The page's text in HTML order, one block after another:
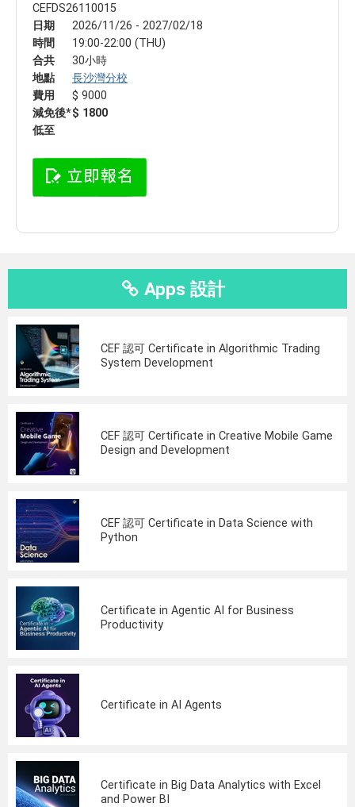
CEFDS26110015
日期
2026/11/26 - 2027/02/18
時間
19:00-22:00 (THU)
合共
30小時
地點
長沙灣分校
費用
$ 9000
減免後*
低至
$ 1800
Apps 設計
CEF 認可 Certificate in Algorithmic Trading
System Development
CEF 認可 Certificate in Creative Mobile Game
Design and Development
CEF 認可 Certificate in Data Science with
Python
Certificate in Agentic AI for Business
Productivity
Certificate in AI Agents
Certificate in Big Data Analytics with Excel
and Power BI